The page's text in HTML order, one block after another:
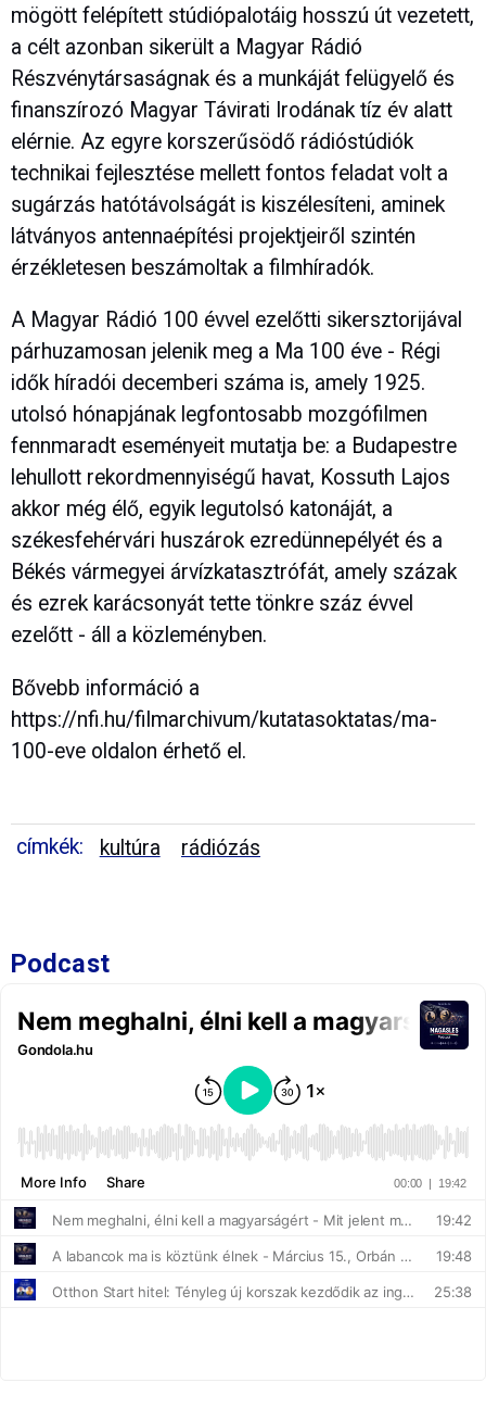
mögött felépített stúdiópalotáig hosszú út vezetett,
a célt azonban sikerült a Magyar Rádió
Részvénytársaságnak és a munkáját felügyelő és
finanszírozó Magyar Távirati Irodának tíz év alatt
elérnie. Az egyre korszerűsödő rádióstúdiók
technikai fejlesztése mellett fontos feladat volt a
sugárzás hatótávolságát is kiszélesíteni, aminek
látványos antennaépítési projektjeiről szintén
érzékletesen beszámoltak a filmhíradók.
A Magyar Rádió 100 évvel ezelőtti sikersztorijával
párhuzamosan jelenik meg a Ma 100 éve - Régi
idők híradói decemberi száma is, amely 1925.
utolsó hónapjának legfontosabb mozgófilmen
fennmaradt eseményeit mutatja be: a Budapestre
lehullott rekordmennyiségű havat, Kossuth Lajos
akkor még élő, egyik legutolsó katonáját, a
székesfehérvári huszárok ezredünnepélyét és a
Békés vármegyei árvízkatasztrófát, amely százak
és ezrek karácsonyát tette tönkre száz évvel
ezelőtt - áll a közleményben.
Bővebb információ a
https://nfi.hu/filmarchivum/kutatasoktatas/ma-
100-eve oldalon érhető el.
címkék: kultúra rádiózás
Podcast